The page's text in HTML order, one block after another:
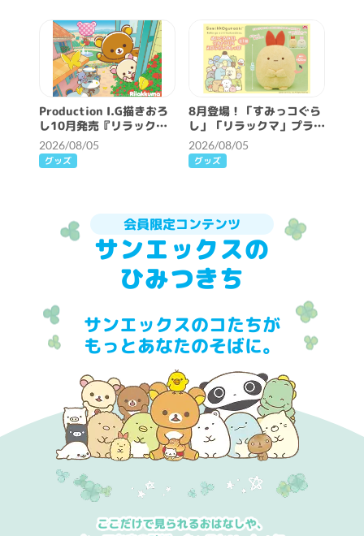
Production I.G描きおろ
し10月発売『リラックマ
とアワワネコ』テーマ解禁
♪
2026/08/05
グッズ
8月登場！「すみっコぐら
し」「リラックマ」プライ
ズ☆
2026/08/05
グッズ
会員限定コンテンツ
サンエックスの
ひみつきち
サンエックスのコたちが
もっとあなたのそばに。